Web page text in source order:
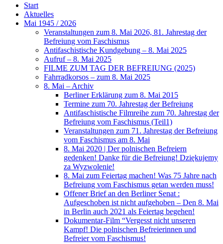
Start
Aktuelles
Mai 1945 / 2026
Veranstaltungen zum 8. Mai 2026, 81. Jahrestag der
Befreiung vom Faschismus
Antifaschistische Kundgebung – 8. Mai 2025
Aufruf – 8. Mai 2025
FILME ZUM TAG DER BEFREIUNG (2025)
Fahrradkorsos – zum 8. Mai 2025
8. Mai – Archiv
Berliner Erklärung zum 8. Mai 2015
Termine zum 70. Jahrestag der Befreiung
Antifaschistische Filmreihe zum 70. Jahrestag der
Befreiung vom Faschismus (Teil1)
Veranstaltungen zum 71. Jahrestag der Befreiung
vom Faschismus am 8. Mai
8. Mai 2020 | Der polnischen Befreiern
gedenken! Danke für die Befreiung! Dziękujemy
za Wyzwolenie!
8. Mai zum Feiertag machen! Was 75 Jahre nach
Befreiung vom Faschismus getan werden muss!
Offener Brief an den Berliner Senat :
Aufgeschoben ist nicht aufgehoben – Den 8. Mai
in Berlin auch 2021 als Feiertag begehen!
Dokumentar-Film “Vergesst nicht unseren
Kampf! Die polnischen Befreierinnen und
Befreier vom Faschismus!